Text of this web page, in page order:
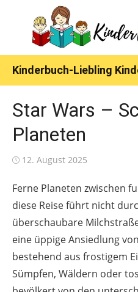
content
Kinderbuch-Liebling
Star Wars –
Planeten
Posted
12. August 2025
Ferne Planeten zwischen
diese Reise führt nicht
überschaubare
eine üppige Ansiedlung
bestehend aus frostigem
Sümpfen, Wäldern oder